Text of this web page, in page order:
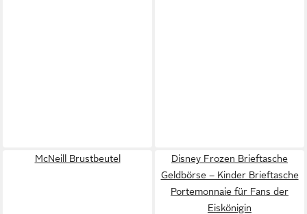
McNeill Brustbeutel
Disney Frozen Brieftasche
Geldbörse – Kinder Brieftasche
Portemonnaie für Fans der
Eiskönigin